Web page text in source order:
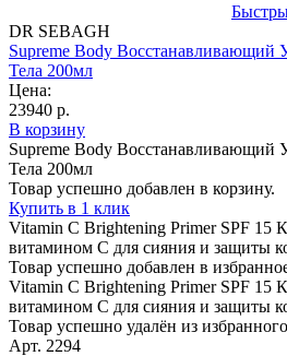
DR SEBAGH
Supreme Body
Тела 200мл
Цена:
23940 р.
В корзину
Supreme Body
Тела 200мл
Товар успешно добавлен в корзину.
Купить в 1 клик
Vitamin C Brightening Primer SPF 15
витамином С для сияния и защиты
Товар успешно добавлен в
Vitamin C Brightening Primer SPF 15
витамином С для сияния и защиты
Товар успешно удалён из
Арт. 2294